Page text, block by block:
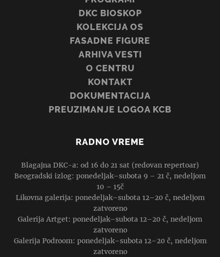
DKC BIOSKOP
KOLEKCIJA OS
FASADNE FIGURE
ARHIVA VESTI
O CENTRU
KONTAKT
DOKUMENTACIJA
PREUZIMANJE LOGOA KCB
RADNO VREME
Blagajna DKC-a: od 16 do 21 sat (redovan repertoar)
Beogradski izlog: ponedeljak–subota 9 – 21 č, nedeljom
10 – 15č
Likovna galerija: ponedeljak–subota 12–20 č, nedeljom
zatvoreno
Galerija Artget: ponedeljak–subota 12–20 č, nedeljom
zatvoreno
Galerija Podroom: ponedeljak–subota 12–20 č, nedeljom
zatvoreno